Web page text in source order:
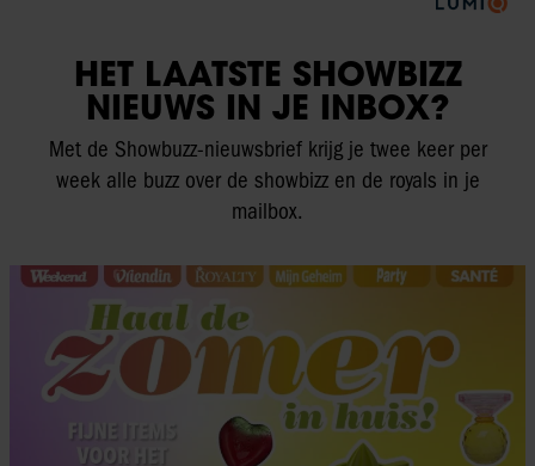
HET LAATSTE SHOWBIZZ
NIEUWS IN JE INBOX?
Met de Showbuzz-nieuwsbrief krijg je twee keer per
week alle buzz over de showbizz en de royals in je
mailbox.